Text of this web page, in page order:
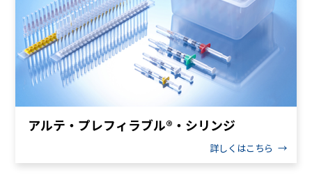
アルテ・プレフィラブル®・シリンジ
詳しくはこちら